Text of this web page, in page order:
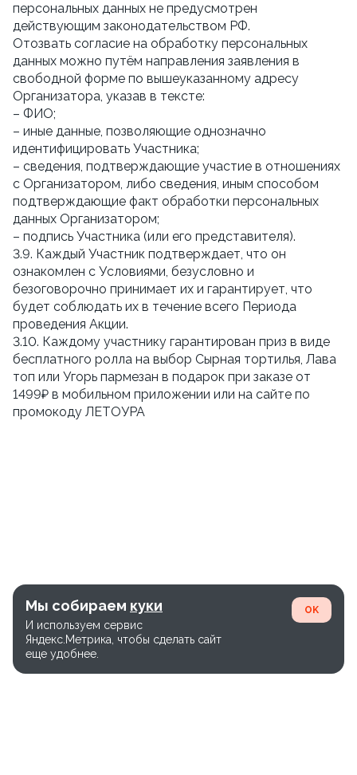
персональных данных не предусмотрен
действующим законодательством РФ.
Отозвать согласие на обработку персональных
данных можно путём направления заявления в
свободной форме по вышеуказанному адресу
Организатора, указав в тексте:
– ФИО;
– иные данные, позволяющие однозначно
идентифицировать Участника;
– сведения, подтверждающие участие в отношениях
с Организатором, либо сведения, иным способом
подтверждающие факт обработки персональных
данных Организатором;
– подпись Участника (или его представителя).
3.9. Каждый Участник подтверждает, что он
ознакомлен с Условиями, безусловно и
безоговорочно принимает их и гарантирует, что
будет соблюдать их в течение всего Периода
проведения Акции.
3.10. Каждому участнику гарантирован приз в виде
бесплатного ролла на выбор Сырная тортилья, Лава
топ или Угорь пармезан в подарок при заказе от
1499₽ в мобильном приложении или на сайте по
промокоду ЛЕТОУРА
Мы собираем куки
И используем сервис
Яндекс.Метрика, чтобы сделать сайт
еще удобнее.
OK